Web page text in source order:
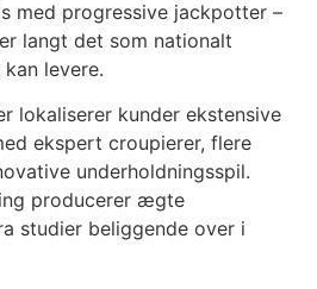
med progressive jackpotter –
langt det som nationalt
levere.
lokaliserer kunder ekstensive
ekspert croupierer, flere
underholdningsspil.
producerer ægte
studier beliggende over i